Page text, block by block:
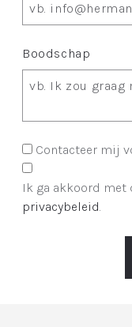
Boodschap
Contacteer mij
Ik ga akkoord met
privacybeleid.